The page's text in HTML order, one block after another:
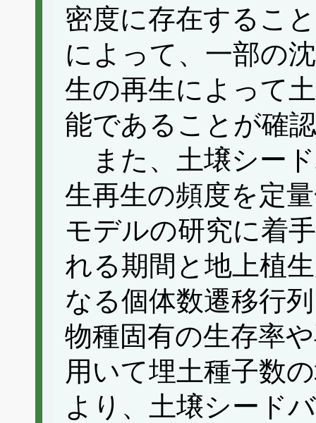
密度に存在するこ
によって、一部の
生の再生によって
能であることが確
また、土壌シー
生再生の頻度を定
モデルの研究に着
れる期間と地上植
なる個体数遷移行
物種固有の生存率
用いて埋土種子数
より、土壌シード